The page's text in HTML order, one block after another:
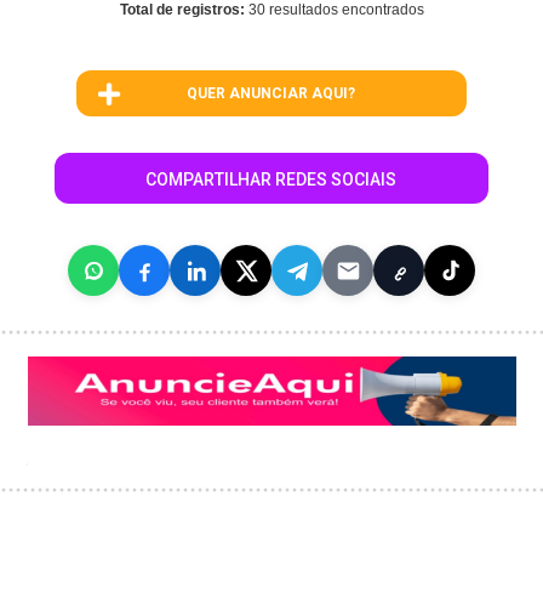
Total de registros: 30 resultados encontrados
QUER ANUNCIAR AQUI?
COMPARTILHAR REDES SOCIAIS